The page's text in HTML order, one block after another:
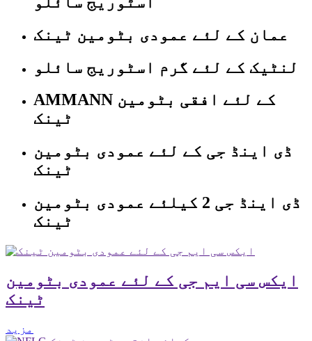
عمان کے لئے عمودی بٹومین ٹینک
لنٹیک کے لئے گرم اسٹوریج سائلو
AMMANN کے لئے افقی بٹومین
ٹینک
ڈی اینڈ جی کے لئے عمودی بٹومین
ٹینک
ڈی اینڈ جی 2 کیلئے عمودی بٹومین
ٹینک
ایکس سی ایم جی کے لئے عمودی بٹومین
ٹینک
مزید